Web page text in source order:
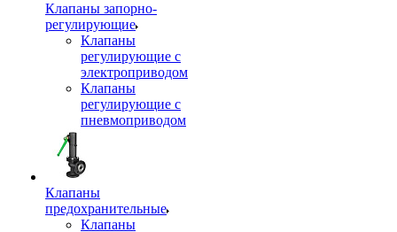
Клапаны запорно-
регулирующие
Клапаны
регулирующие с
электроприводом
Клапаны
регулирующие с
пневмоприводом
Клапаны
предохранительные
Клапаны